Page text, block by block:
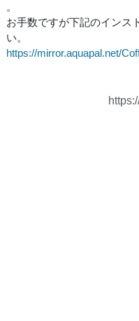
。
お手数ですが下記のインス
い。
https://mirror.aquapal.net/